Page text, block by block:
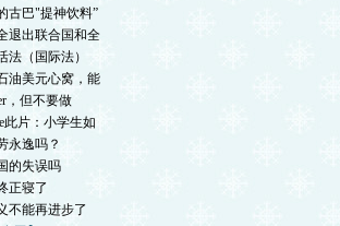
古巴"提神饮料”
退出联合国和全
法（国际法）
油美元心窝，能
，但不要做
此片：小学生如
永逸吗？
的失误吗
正寝了
不能再进步了